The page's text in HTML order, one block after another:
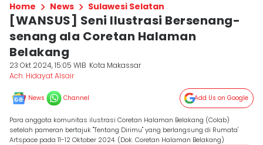
Home News Sulawesi Selatan
[WANSUS] Seni Ilustrasi Bersenang-
senang ala Coretan Halaman
Belakang
23 Okt 2024, 15:05 WIB Kota Makassar
Ach. Hidayat Alsair
News Channel Add Us on Google
Para anggota komunitas ilustrasi Coretan Halaman Belakang (Colab)
setelah pameran bertajuk "Tentang Dirimu" yang berlangsung di Rumata'
Artspace pada 11-12 Oktober 2024. (Dok. Coretan Halaman Belakang)